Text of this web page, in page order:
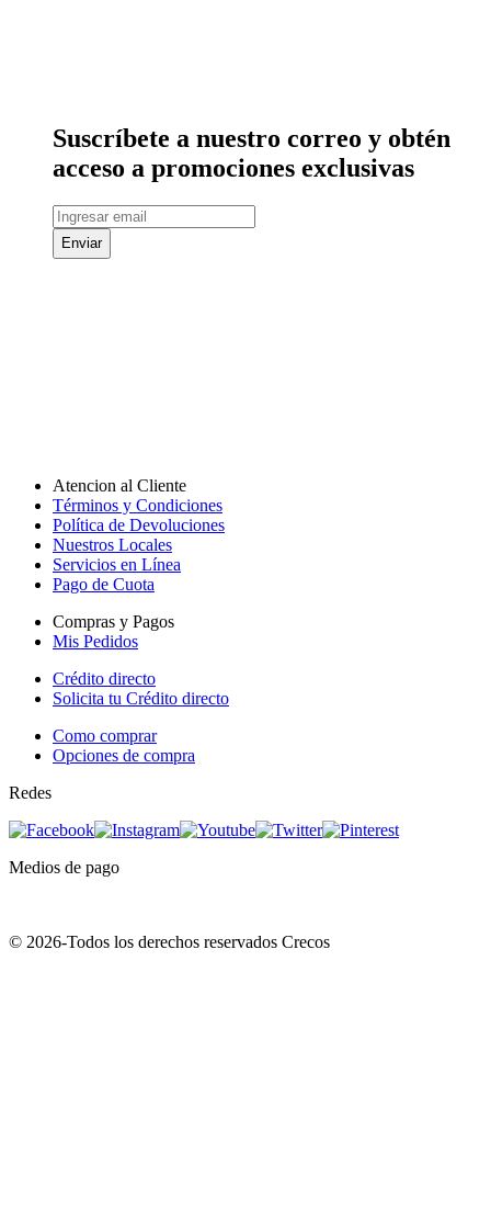
Suscríbete a nuestro correo y obtén
acceso a promociones exclusivas
Enviar
Atencion al Cliente
Términos y Condiciones
Política de Devoluciones
Nuestros Locales
Servicios en Línea
Pago de Cuota
Compras y Pagos
Mis Pedidos
Crédito directo
Solicita tu Crédito directo
Como comprar
Opciones de compra
Redes
Medios de pago
© 2026-Todos los derechos reservados Crecos